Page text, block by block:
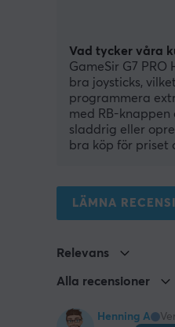
Vad tycker våra
GameSir G7
bra joysticks,
programmera
med RB-
sladdrig eller
bra köp för
LÄMNA
Relevans
Alla recensioner
Henning A